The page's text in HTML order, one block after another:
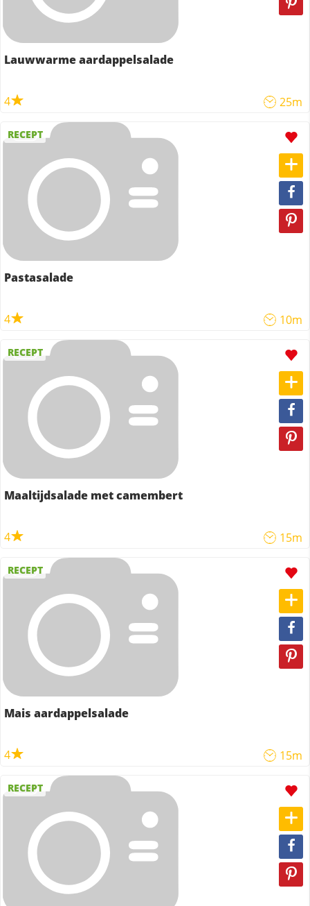
Lauwwarme aardappelsalade
4 25m
RECEPT
Pastasalade
4 10m
RECEPT
Maaltijdsalade met camembert
4 15m
RECEPT
Mais aardappelsalade
4 15m
RECEPT